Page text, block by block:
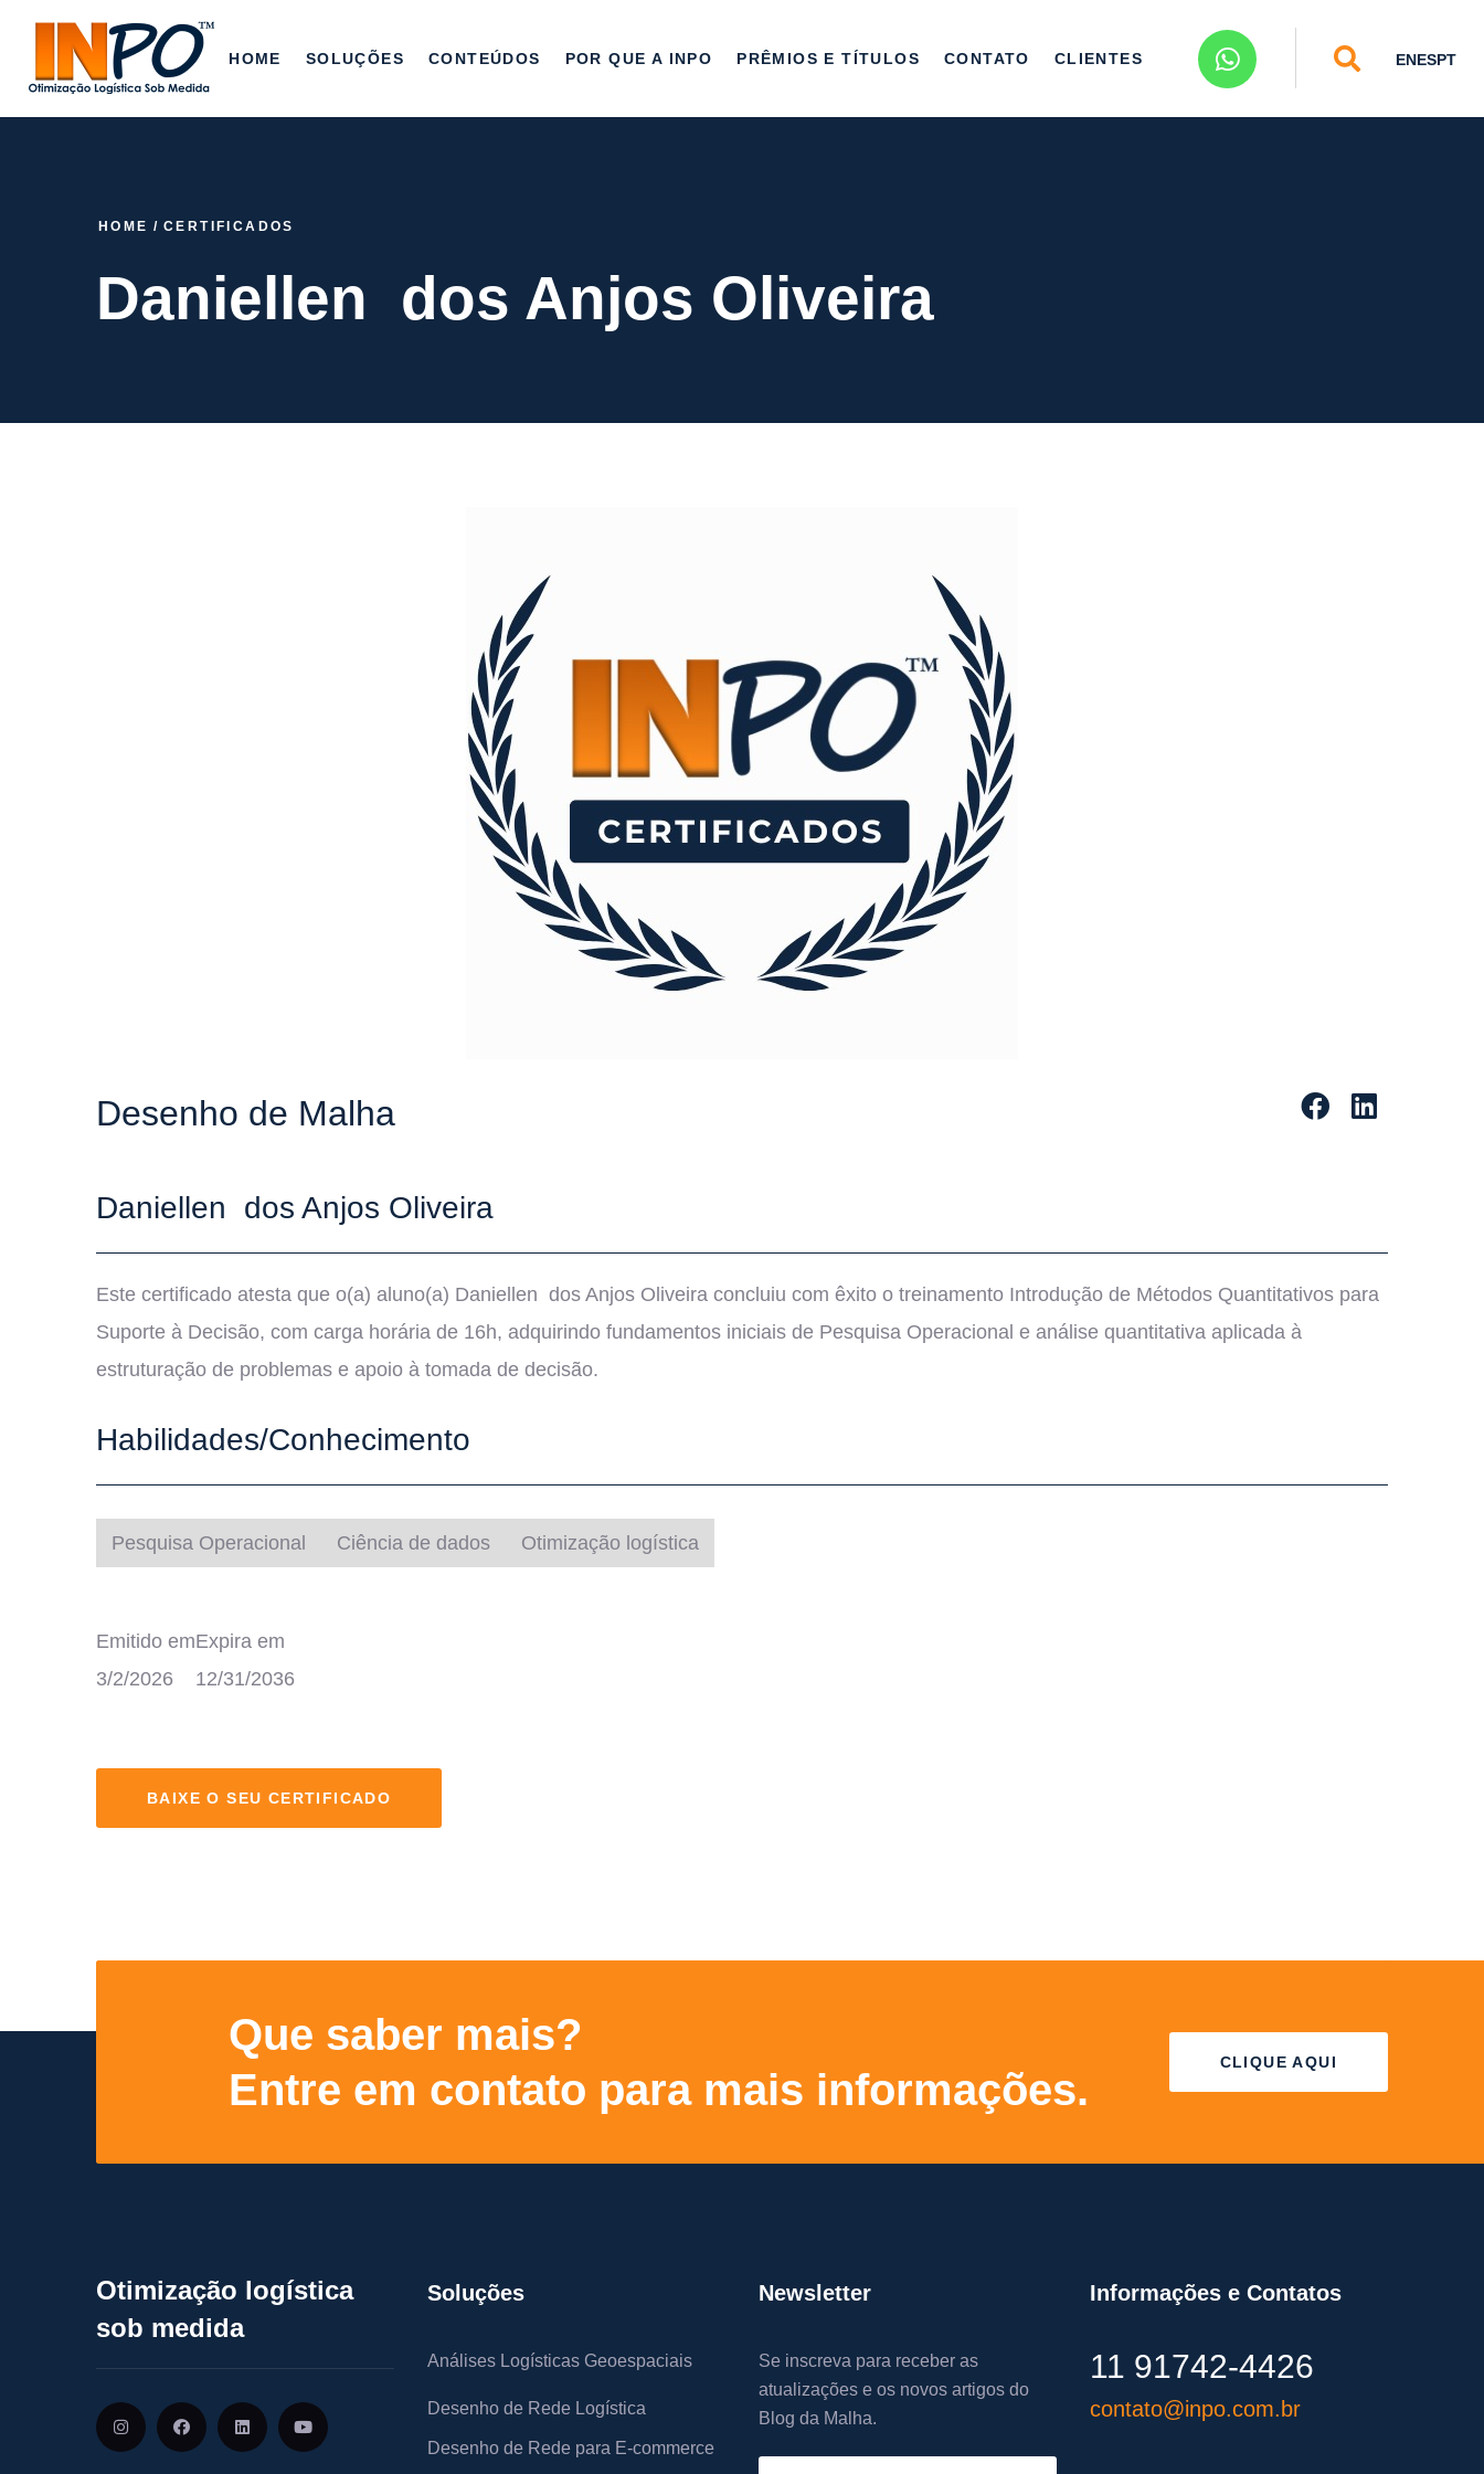
HOME SOLUÇÕES CONTEÚDOS POR QUE A INPO PRÊMIOS E TÍTULOS CONTATO CLIENTES ENESPT
HOME / CERTIFICADOS
Daniellen dos Anjos Oliveira
Desenho de Malha
Daniellen dos Anjos Oliveira
Este certificado atesta que o(a) aluno(a) Daniellen dos Anjos Oliveira concluiu com êxito o treinamento Introdução de Métodos Quantitativos para
Suporte à Decisão, com carga horária de 16h, adquirindo fundamentos iniciais de Pesquisa Operacional e análise quantitativa aplicada à
estruturação de problemas e apoio à tomada de decisão.
Habilidades/Conhecimento
Pesquisa Operacional Ciência de dados Otimização logística
Emitido em
3/2/2026
Expira em
12/31/2036
BAIXE O SEU CERTIFICADO
Que saber mais?
Entre em contato para mais informações.
CLIQUE AQUI
Otimização logística
sob medida
Soluções
Análises Logísticas Geoespaciais
Desenho de Rede Logística
Desenho de Rede para E-commerce
Newsletter
Se inscreva para receber as
atualizações e os novos artigos do
Blog da Malha.
Informações e Contatos
11 91742-4426
contato@inpo.com.br